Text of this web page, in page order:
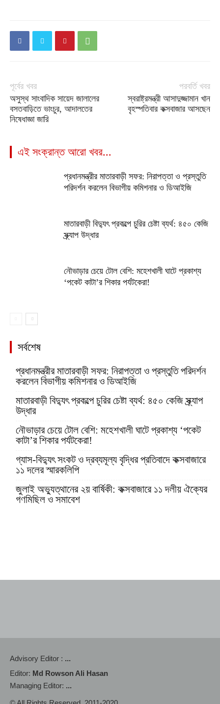
পূর্বের খবর
অসুস্থ সাংবাদিক সায়েদ জালালের
বসতবাড়িতে ভাংচুর, আদালতের
নিষেধাজ্ঞা জারি
পরবর্তি খবর
স্বরাষ্ট্রমন্ত্রী আসাদুজ্জামান খান
বৃহস্পতিবার কক্সবাজার আসছেন
এই সংক্রান্ত আরো খবর...
প্রধানমন্ত্রীর মাতারবাড়ী সফর: নিরাপত্তা ও প্রস্তুতি
পরিদর্শন করলেন বিভাগীয় কমিশনার ও ডিআইজি
মাতারবাড়ী বিদ্যুৎ প্রকল্পে চুরির চেষ্টা ব্যর্থ: ৪৫০ কেজি
স্ক্র্যাপ উদ্ধার
নৌভাড়ার চেয়ে টোল বেশি: মহেশখালী ঘাটে প্রকাশ্য
‘পকেট কাটা’র শিকার পর্যটকেরা!
সর্বশেষ
প্রধানমন্ত্রীর মাতারবাড়ী সফর: নিরাপত্তা ও প্রস্তুতি পরিদর্শন
করলেন বিভাগীয় কমিশনার ও ডিআইজি
মাতারবাড়ী বিদ্যুৎ প্রকল্পে চুরির চেষ্টা ব্যর্থ: ৪৫০ কেজি স্ক্র্যাপ
উদ্ধার
নৌভাড়ার চেয়ে টোল বেশি: মহেশখালী ঘাটে প্রকাশ্য ‘পকেট
কাটা’র শিকার পর্যটকেরা!
গ্যাস-বিদ্যুৎ সংকট ও দ্রব্যমূল্য বৃদ্ধির প্রতিবাদে কক্সবাজারে
১১ দলের স্মারকলিপি
জুলাই অভ্যুত্থানের ২য় বার্ষিকী: কক্সবাজারে ১১ দলীয় ঐক্যের
গণমিছিল ও সমাবেশ
Advisory Editor : ...
Editor: Md Rowson Ali Hasan
Managing Editor: ...